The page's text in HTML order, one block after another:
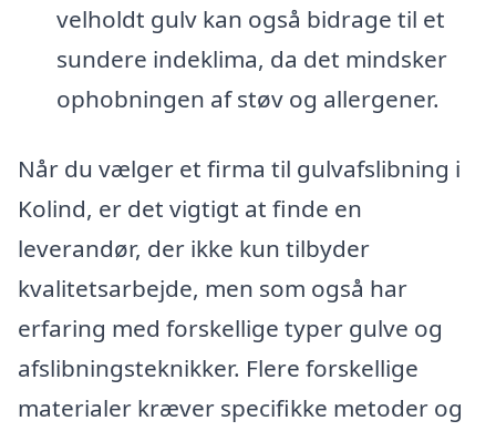
velholdt gulv kan også bidrage til et
sundere indeklima, da det mindsker
ophobningen af støv og allergener.
Når du vælger et firma til gulvafslibning i
Kolind, er det vigtigt at finde en
leverandør, der ikke kun tilbyder
kvalitetsarbejde, men som også har
erfaring med forskellige typer gulve og
afslibningsteknikker. Flere forskellige
materialer kræver specifikke metoder og